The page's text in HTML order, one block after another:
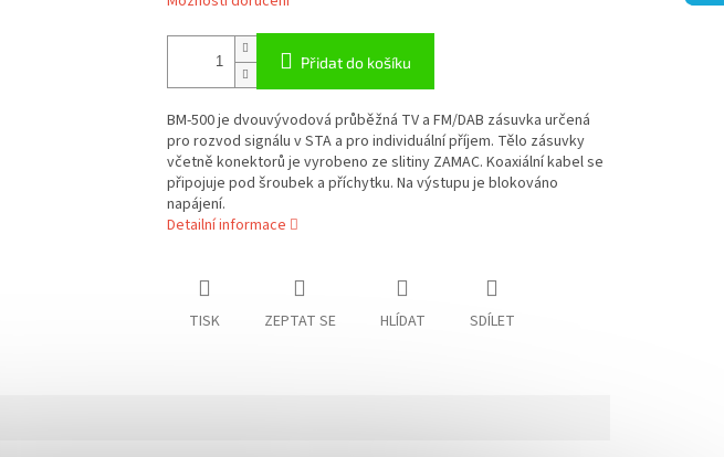
Přidat do košíku
BM-500 je dvouvývodová průběžná TV a FM/DAB zásuvka určená
pro rozvod signálu v STA a pro individuální příjem. Tělo zásuvky
včetně konektorů je vyrobeno ze slitiny ZAMAC. Koaxiální kabel se
připojuje pod šroubek a příchytku. Na výstupu je blokováno
napájení.
Detailní informace
TISK ZEPTAT SE HLÍDAT SDÍLET